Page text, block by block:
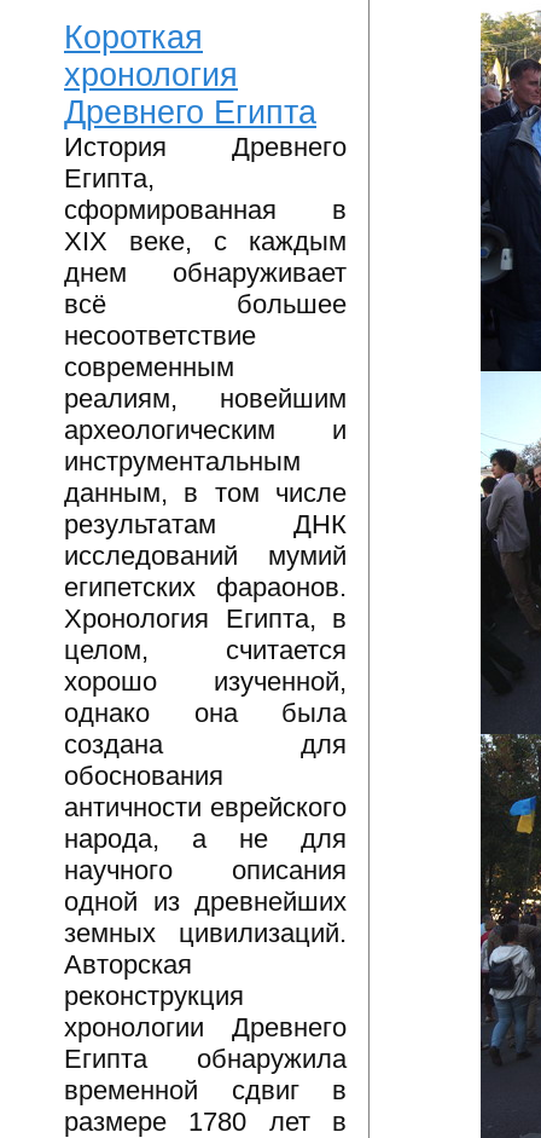
Короткая
хронология
Древнего Египта
История Древнего
Египта,
сформированная в
XIX веке, с каждым
днем обнаруживает
всё большее
несоответствие
современным
реалиям, новейшим
археологическим и
инструментальным
данным, в том числе
результатам ДНК
исследований мумий
египетских фараонов.
Хронология Египта, в
целом, считается
хорошо изученной,
однако она была
создана для
обоснования
античности еврейского
народа, а не для
научного описания
одной из древнейших
земных цивилизаций.
Авторская
реконструкция
хронологии Древнего
Египта обнаружила
временной сдвиг в
размере 1780 лет в